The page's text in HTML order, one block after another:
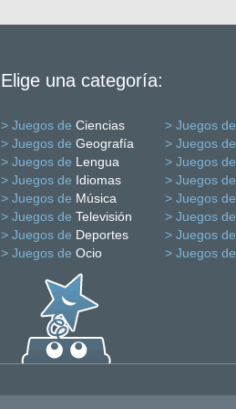
Elige una categoría:
> Juegos de Ciencias > Juegos de
> Juegos de Geografía > Juegos de
> Juegos de Lengua > Juegos de
> Juegos de Idiomas > Juegos de
> Juegos de Música > Juegos de
> Juegos de Televisión > Juegos de
> Juegos de Deportes > Juegos de
> Juegos de Ocio > Juegos de